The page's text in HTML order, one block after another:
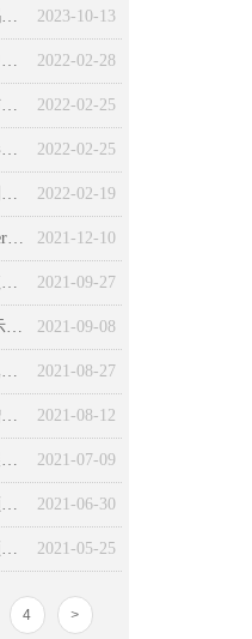
2023-10-13
基于靶点的药物发现有效吗？所有药物的发现和“非靶向”机制
2022-02-28
创新药上市再提速！药审中心发布最新《加快创新药上市申请审评工作程序（试行）》征求意见稿
2022-02-25
《麻省理工科技评论》发布2022年全球十大突破性技术
2022-02-25
《新型冠状病毒肺炎抗病毒新药临床试验技术指导原则（试行）》发布
2022-02-19
益普索发布2022年全球预测：新冠、环境、经济、社会、技术……
2021-12-10
Devant l’épidémie, aucune personne ne pouvait pas être épargnée (Chapitre 3 : la société) : Le COVID-19 « kidnappé » par la politique, l’économie et la morale
2021-09-27
新药研发为何要以临床价值为导向？药监局首次权威解读
2021-09-08
疫情再次击垮信心 数据显示全球经济复苏依然寸步难行
2021-08-27
中国医疗大健康市场规模已达13万亿元，院外健康管理成未来投资热点
2021-08-12
未来50年，预计每年将新增3400万癌症病例，癌症患者数翻倍！
2021-07-09
2021年全球生命科学行业展望：让可能成为现实，保持发展势头
2021-06-30
世卫提出人工智能在健康领域的道德使用的六个关键原则
2021-05-25
2021世界卫生统计：人均预期寿命超77岁，16％因慢病过早死亡
4 >